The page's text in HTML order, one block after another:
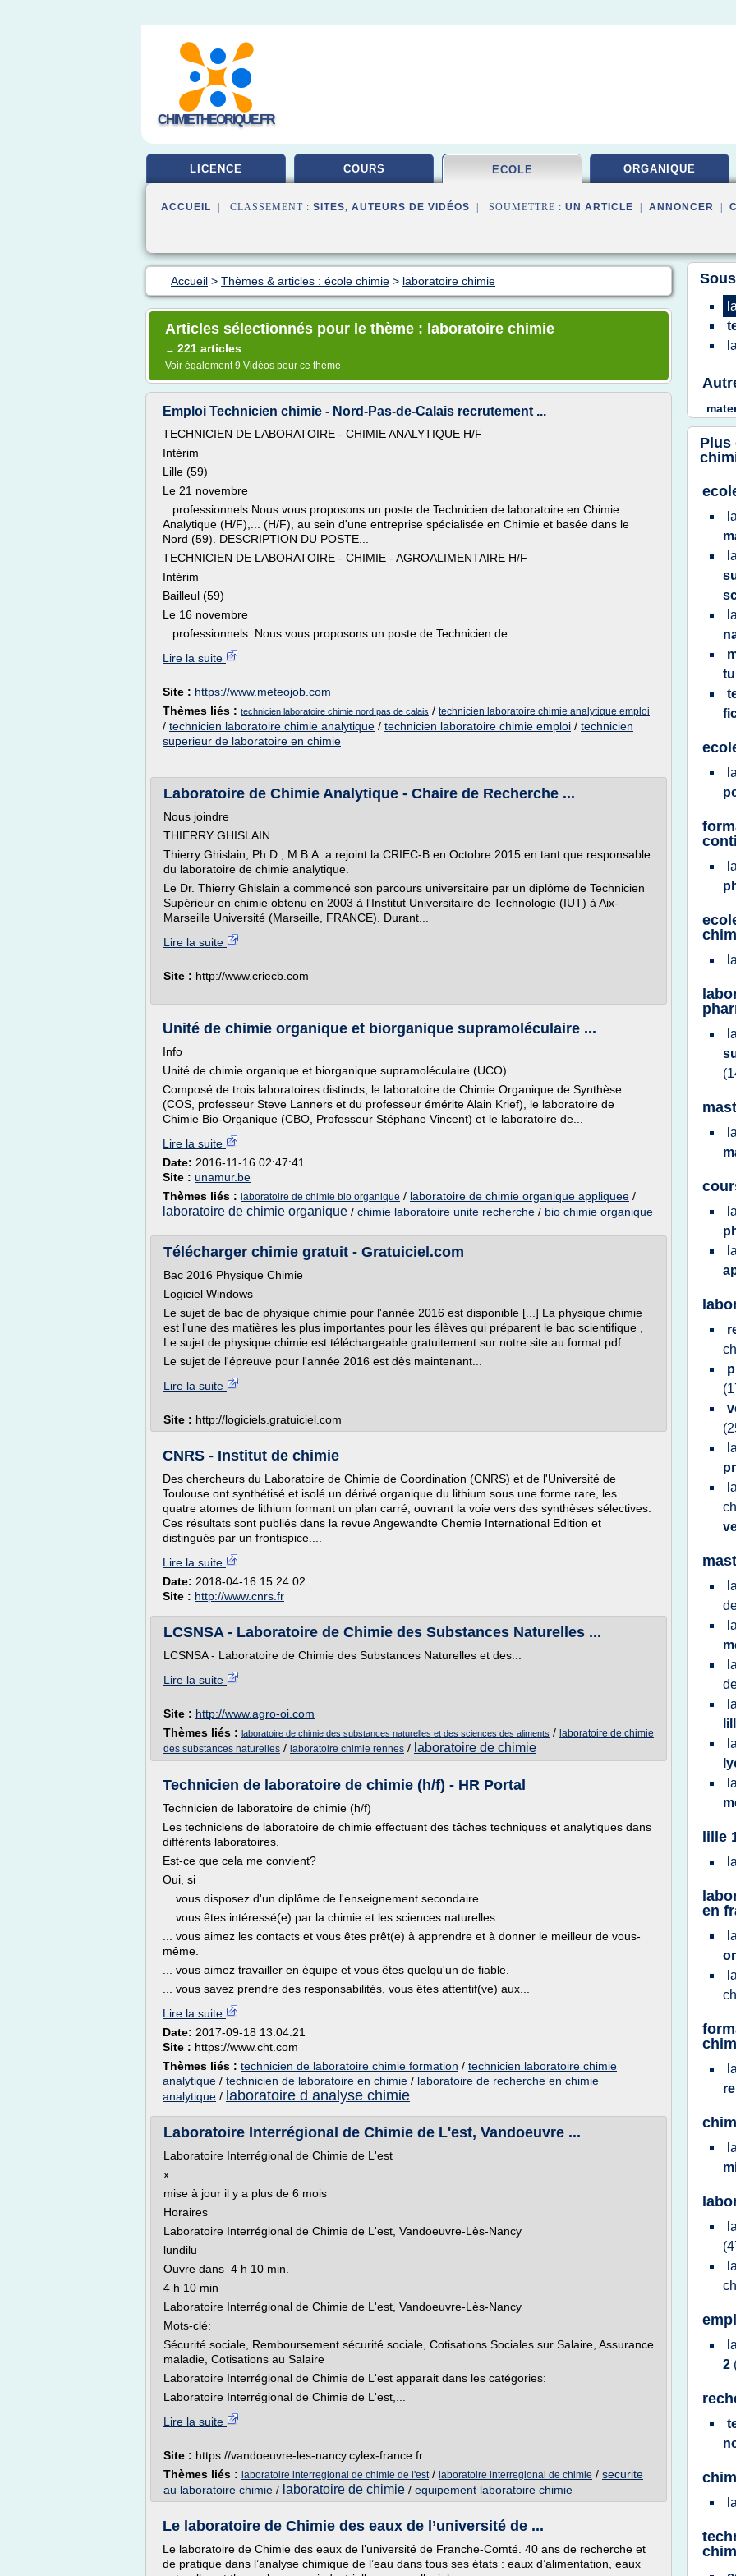
CHIMIETHEORIQUE.FR
LICENCE COURS ECOLE ORGANIQUE
ACCUEIL | CLASSEMENT : SITES, AUTEURS DE VIDÉOS | SOUMETTRE : UN ARTICLE ANNONCER
Accueil > Thèmes & articles : école chimie > laboratoire chimie
Articles sélectionnés pour le thème : laboratoire chimie
→ 221 articles
Voir également9 Vidéos pour ce thème
Emploi Technicien chimie - Nord-Pas-de-Calais recrutement ...
TECHNICIEN DE LABORATOIRE - CHIMIE ANALYTIQUE H/F
Intérim
Lille (59)
Le 21 novembre
...professionnels Nous vous proposons un poste de Technicien de laboratoire en Chimie
Analytique (H/F),... (H/F), au sein d'une entreprise spécialisée en Chimie et basée dans le
Nord (59). DESCRIPTION DU POSTE...
TECHNICIEN DE LABORATOIRE - CHIMIE - AGROALIMENTAIRE H/F
Intérim
Bailleul (59)
Le 16 novembre
...professionnels. Nous vous proposons un poste de Technicien de...
Lire la suite
Site : https://www.meteojob.com
Thèmes liés : technicien laboratoire chimie nord pas de calais / technicien laboratoire chimie analytique emploi
/ technicien laboratoire chimie analytique / technicien laboratoire chimie emploi / technicien
superieur de laboratoire en chimie
Laboratoire de Chimie Analytique - Chaire de Recherche ...
Nous joindre
THIERRY GHISLAIN
Thierry Ghislain, Ph.D., M.B.A. a rejoint la CRIEC-B en Octobre 2015 en tant que responsable
du laboratoire de chimie analytique.
Le Dr. Thierry Ghislain a commencé son parcours universitaire par un diplôme de Technicien
Supérieur en chimie obtenu en 2003 à l'Institut Universitaire de Technologie (IUT) à Aix-
Marseille Université (Marseille, FRANCE). Durant...
Lire la suite
Site : http://www.criecb.com
Unité de chimie organique et biorganique supramoléculaire ...
Info
Unité de chimie organique et biorganique supramoléculaire (UCO)
Composé de trois laboratoires distincts, le laboratoire de Chimie Organique de Synthèse
(COS, professeur Steve Lanners et du professeur émérite Alain Krief), le laboratoire de
Chimie Bio-Organique (CBO, Professeur Stéphane Vincent) et le laboratoire de...
Lire la suite
Date: 2016-11-16 02:47:41
Site : unamur.be
Thèmes liés : laboratoire de chimie bio organique / laboratoire de chimie organique appliquee /
laboratoire de chimie organique / chimie laboratoire unite recherche / bio chimie organique
Télécharger chimie gratuit - Gratuiciel.com
Bac 2016 Physique Chimie
Logiciel Windows
Le sujet de bac de physique chimie pour l'année 2016 est disponible [...] La physique chimie
est l'une des matières les plus importantes pour les élèves qui préparent le bac scientifique ,
Le sujet de physique chimie est téléchargeable gratuitement sur notre site au format pdf.
Le sujet de l'épreuve pour l'année 2016 est dès maintenant...
Lire la suite
Site : http://logiciels.gratuiciel.com
CNRS - Institut de chimie
Des chercheurs du Laboratoire de Chimie de Coordination (CNRS) et de l'Université de
Toulouse ont synthétisé et isolé un dérivé organique du lithium sous une forme rare, les
quatre atomes de lithium formant un plan carré, ouvrant la voie vers des synthèses sélectives.
Ces résultats sont publiés dans la revue Angewandte Chemie International Edition et
distingués par un frontispice....
Lire la suite
Date: 2018-04-16 15:24:02
Site : http://www.cnrs.fr
LCSNSA - Laboratoire de Chimie des Substances Naturelles ...
LCSNSA - Laboratoire de Chimie des Substances Naturelles et des...
Lire la suite
Site : http://www.agro-oi.com
Thèmes liés : laboratoire de chimie des substances naturelles et des sciences des aliments / laboratoire de chimie
des substances naturelles / laboratoire chimie rennes / laboratoire de chimie
Technicien de laboratoire de chimie (h/f) - HR Portal
Technicien de laboratoire de chimie (h/f)
Les techniciens de laboratoire de chimie effectuent des tâches techniques et analytiques dans
différents laboratoires.
Est-ce que cela me convient?
Oui, si
... vous disposez d'un diplôme de l'enseignement secondaire.
... vous êtes intéressé(e) par la chimie et les sciences naturelles.
... vous aimez les contacts et vous êtes prêt(e) à apprendre et à donner le meilleur de vous-
même.
... vous aimez travailler en équipe et vous êtes quelqu'un de fiable.
... vous savez prendre des responsabilités, vous êtes attentif(ve) aux...
Lire la suite
Date: 2017-09-18 13:04:21
Site : https://www.cht.com
Thèmes liés : technicien de laboratoire chimie formation / technicien laboratoire chimie
analytique / technicien de laboratoire en chimie / laboratoire de recherche en chimie
analytique / laboratoire d analyse chimie
Laboratoire Interrégional de Chimie de L'est, Vandoeuvre ...
Laboratoire Interrégional de Chimie de L'est
x
mise à jour il y a plus de 6 mois
Horaires
Laboratoire Interrégional de Chimie de L'est, Vandoeuvre-Lès-Nancy
lundilu
Ouvre dans 4 h 10 min.
4 h 10 min
Laboratoire Interrégional de Chimie de L'est, Vandoeuvre-Lès-Nancy
Mots-clé:
Sécurité sociale, Remboursement sécurité sociale, Cotisations Sociales sur Salaire, Assurance
maladie, Cotisations au Salaire
Laboratoire Interrégional de Chimie de L'est apparait dans les catégories:
Laboratoire Interrégional de Chimie de L'est,...
Lire la suite
Site : https://vandoeuvre-les-nancy.cylex-france.fr
Thèmes liés : laboratoire interregional de chimie de l'est/ laboratoire interregional de chimie / securite
au laboratoire chimie / laboratoire de chimie / equipement laboratoire chimie
Le laboratoire de Chimie des eaux de l’université de ...
Le laboratoire de Chimie des eaux de l’université de Franche-Comté. 40 ans de recherche et
de pratique dans l’analyse chimique de l’eau dans tous ses états : eaux d’alimentation, eaux
Plus
lille
en
2